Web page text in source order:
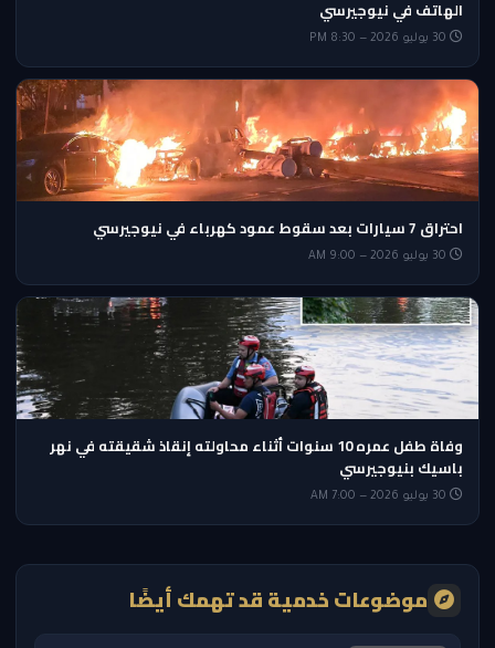
الهاتف في نيوجيرسي
احتراق 7 سيارات بعد سقوط عمود كهرباء في نيوجيرسي
وفاة طفل عمره 10 سنوات أثناء محاولته إنقاذ شقيقته في نهر
باسيك بنيوجيرسي
موضوعات خدمية قد تهمك أيضًا